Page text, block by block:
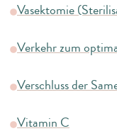
Vasektomie
Verkehr zum
Verschluss der
Vitamin C